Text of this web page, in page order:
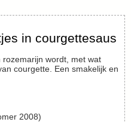
in courgettesaus
courgette. Een smakelijk en
2008)